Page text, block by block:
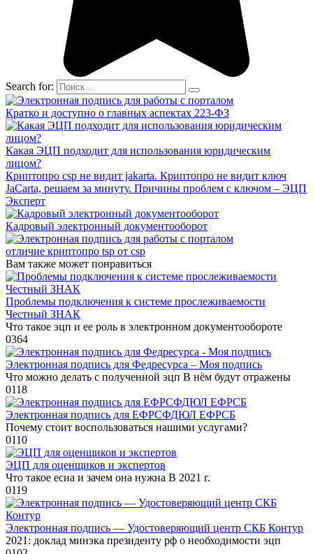
Search for:
Кратко и доступно о главных аспектах 223-ФЗ
Какая ЭЦП подходит для использования юридическим
лицом?
Криптопро csp не видит jakarta. Криптопро не видит ключ
JaCarta, решаем за минуту. Причины проблем с ключом – ЭЦП
Эксперт
Кадровый электронный документооборот
отличие криптопро tsp от csp
Вам также может понравиться
Проблемы подключения к системе прослеживаемости
Честный ЗНАК
Что такое эцп и ее роль в электронном документообороте
0364
Электронная подпись для Федресурса – Моя подпись
Что можно делать с полученной эцп В нём будут отражены
0118
Электронная подпись для ЕФРСФДЮЛ ЕФРСБ
Почему стоит воспользоваться нашими услугами?
0110
ЭЦП для оценщиков и экспертов
Что такое есиа и зачем она нужна В 2021 г.
0119
Электронная подпись — Удостоверяющий центр СКБ Контур
2021: доклад минэка президенту рф о необходимости эцп